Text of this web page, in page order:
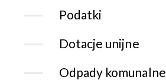
Podatki
Dotacje unijne
Odpady komunalne